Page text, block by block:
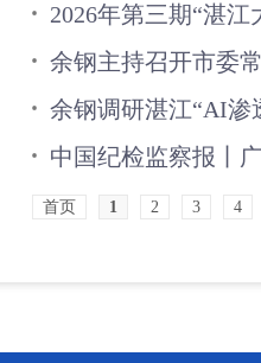
2026年第三期“湛
余钢主持召开市委
余钢调研湛江“AI渗
中国纪检监察报丨
首页 1 2 3 4